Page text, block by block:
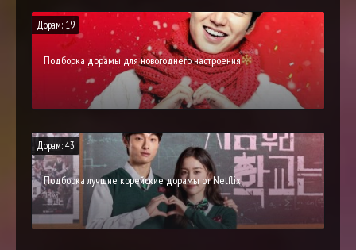
Дорам: 19
Подборка дорамы для новогоднего настроения
Дорам: 43
Подборка лучшие корейские дорамы от Netflix